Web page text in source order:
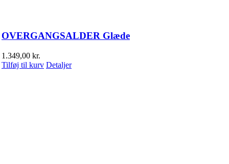
OVERGANGSALDER Glæde
1.349,00 kr.
Tilføj til kurv Detaljer